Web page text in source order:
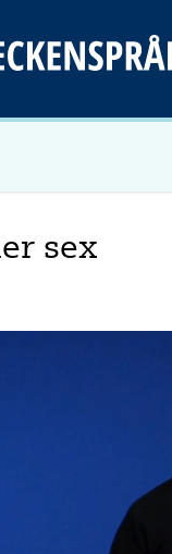
sex